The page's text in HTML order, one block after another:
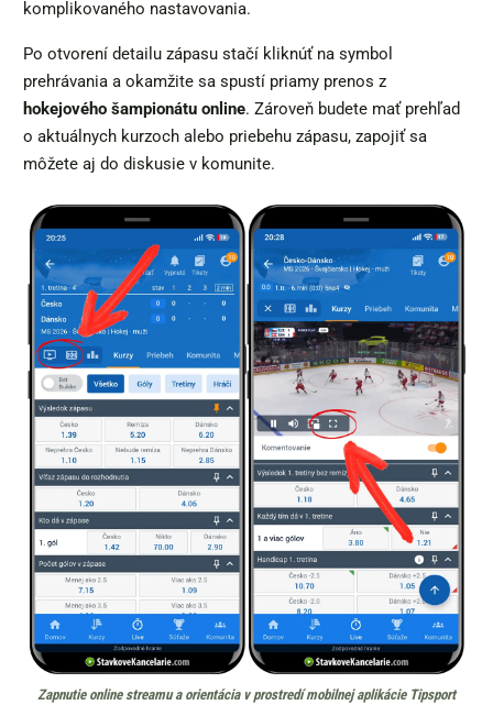
komplikovaného nastavovania.
Po otvorení detailu zápasu stačí kliknúť na symbol
prehrávania a okamžite sa spustí priamy prenos z
hokejového šampionátu online. Zároveň budete mať prehľad
o aktuálnych kurzoch alebo priebehu zápasu, zapojiť sa
môžete aj do diskusie v komunite.
Zapnutie online streamu a orientácia v prostredí mobilnej aplikácie Tipsport